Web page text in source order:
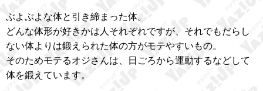
ぶよぶよな体と引き締まった体。
どんな体形が好きかは人それぞれですが、それでもだらし
ない体よりは鍛えられた体の方がモテやすいもの。
そのためモテるオジさんは、日ごろから運動するなどして
体を鍛えています。